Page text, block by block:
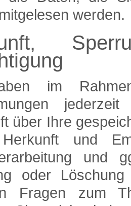
werden.
im
über Ihre
und
und
oder
Fragen zum